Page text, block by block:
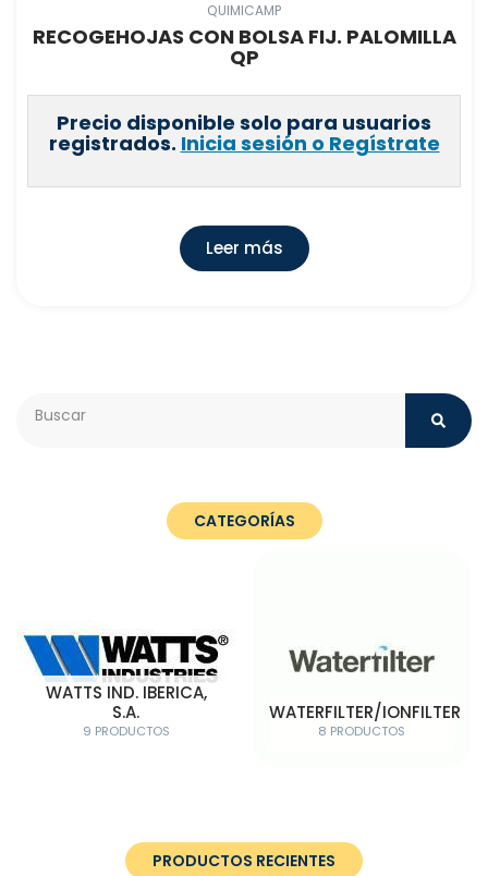
QUIMICAMP
RECOGEHOJAS CON BOLSA FIJ. PALOMILLA
QP
Precio disponible solo para usuarios
registrados. Inicia sesión o Regístrate
Leer más
CATEGORÍAS
WATTS IND. IBERICA,
S.A.
9 PRODUCTOS
WATERFILTER/IONFILTER
8 PRODUCTOS
PRODUCTOS RECIENTES